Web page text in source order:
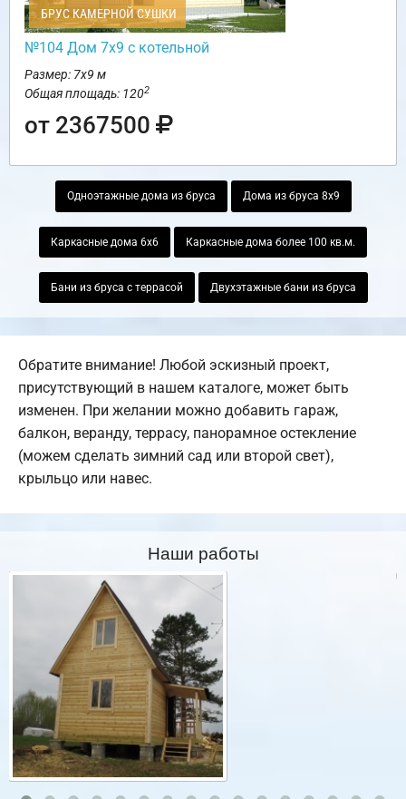
БРУС КАМЕРНОЙ СУШКИ
№104 Дом 7х9 с котельной
Размер: 7х9 м
Общая площадь: 1202
от 2367500
Одноэтажные дома из бруса Дома из бруса 8х9
Каркасные дома 6х6 Каркасные дома более 100 кв.м.
Бани из бруса с террасой Двухэтажные бани из бруса
Обратите внимание! Любой эскизный проект,
присутствующий в нашем каталоге, может быть
изменен. При желании можно добавить гараж,
балкон, веранду, террасу, панорамное остекление
(можем сделать зимний сад или второй свет),
крыльцо или навес.
Наши работы